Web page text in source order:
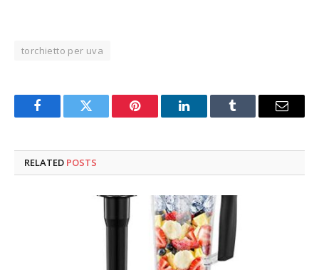
torchietto per uva
FacebookTwitter Pinterest LinkedInTumblr Email
RELATED POSTS